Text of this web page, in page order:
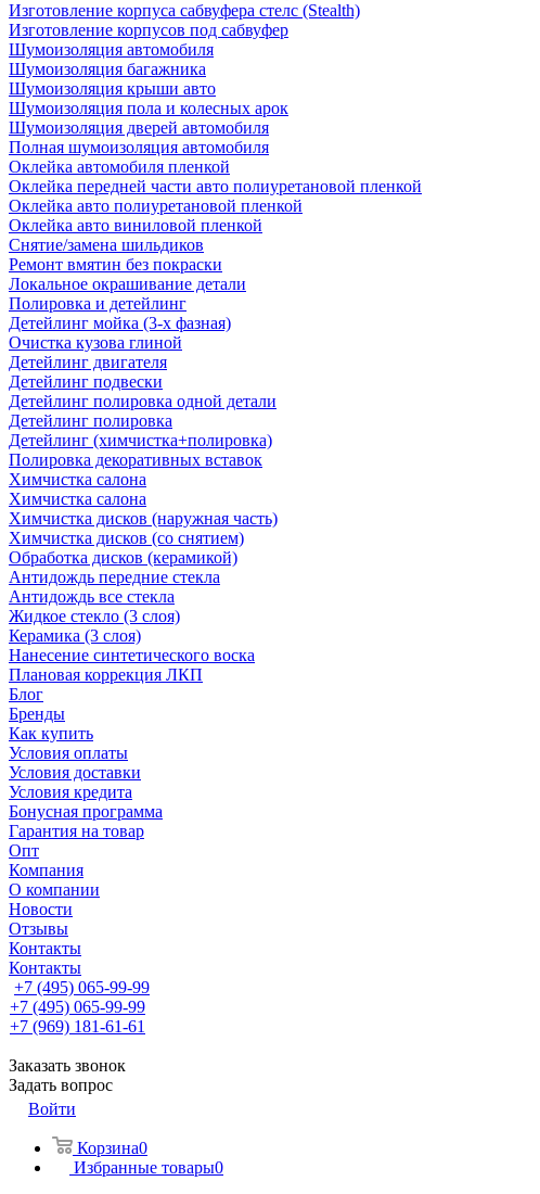
Изготовление корпуса сабвуфера стелс (Stealth)
Изготовление корпусов под сабвуфер
Шумоизоляция автомобиля
Шумоизоляция багажника
Шумоизоляция крыши авто
Шумоизоляция пола и колесных арок
Шумоизоляция дверей автомобиля
Полная шумоизоляция автомобиля
Оклейка автомобиля пленкой
Оклейка передней части авто полиуретановой пленкой
Оклейка авто полиуретановой пленкой
Оклейка авто виниловой пленкой
Снятие/замена шильдиков
Ремонт вмятин без покраски
Локальное окрашивание детали
Полировка и детейлинг
Детейлинг мойка (3-х фазная)
Очистка кузова глиной
Детейлинг двигателя
Детейлинг подвески
Детейлинг полировка одной детали
Детейлинг полировка
Детейлинг (химчистка+полировка)
Полировка декоративных вставок
Химчистка салона
Химчистка салона
Химчистка дисков (наружная часть)
Химчистка дисков (со снятием)
Обработка дисков (керамикой)
Антидождь передние стекла
Антидождь все стекла
Жидкое стекло (3 слоя)
Керамика (3 слоя)
Нанесение синтетического воска
Плановая коррекция ЛКП
Блог
Бренды
Как купить
Условия оплаты
Условия доставки
Условия кредита
Бонусная программа
Гарантия на товар
Опт
Компания
О компании
Новости
Отзывы
Контакты
Контакты
+7 (495) 065-99-99
+7 (495) 065-99-99
+7 (969) 181-61-61
Заказать звонок
Задать вопрос
Войти
Корзина0
Избранные товары0